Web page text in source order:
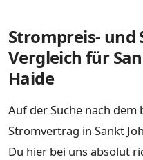
Strompreis-
Vergleich für
Haide
Auf der Suche nach
Stromvertrag in Sankt
Du hier bei uns absolut